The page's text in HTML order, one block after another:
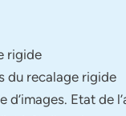
rigide
du recalage rigide
Etat de